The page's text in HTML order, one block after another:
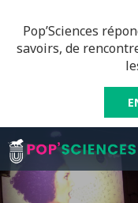
Pop’Sciences
savoirs, de